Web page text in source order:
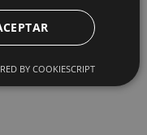
BY COOKIESCRIPT